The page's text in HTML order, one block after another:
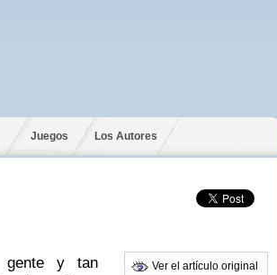
Juegos Los Autores
gente y tan
Ver el artículo original